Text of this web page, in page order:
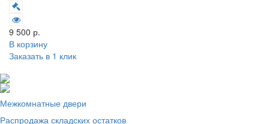
9 500 р.
В корзину
Заказать в 1 клик
Межкомнатные двери
Распродажа складских остатков